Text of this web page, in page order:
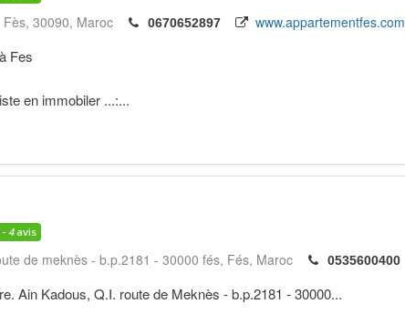
Fès 30090 Maroc 0670652897 www.appartementfes.com
Fes
en immobiler ...:...
4avis
de meknès - b.p.2181 - 30000 fés Fés Maroc 0535600400
Ain Kadous, Q.I. route de Meknès - b.p.2181 - 30000...